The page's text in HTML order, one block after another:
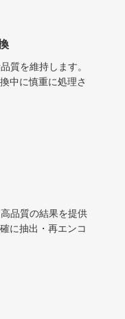
準に影響を与え
のコーデックに
Webラジオか
ブが存在し、
が必要です。
質を維持します。
中に慎重に処理さ
品質の結果を提供
に抽出・再エンコ